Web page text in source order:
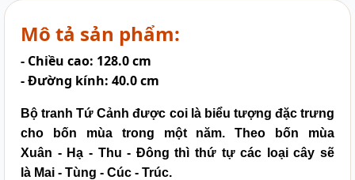
Mô tả sản phẩm:
- Chiều cao: 128.0 cm
- Đường kính: 40.0 cm
Bộ tranh Tứ Cảnh được coi là biểu tượng đặc trưng
cho bốn mùa trong một năm. Theo bốn mùa
Xuân - Hạ - Thu- Đông thì thứ tự các loại cây sẽ
là Mai - Tùng - Cúc - Trúc.